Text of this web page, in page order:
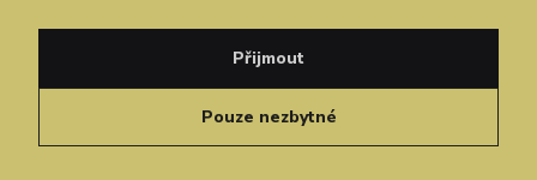
Simplia.cz
Zásady ochrany osobních údajů
Čeština
Pouze nezbytné
Přijmout